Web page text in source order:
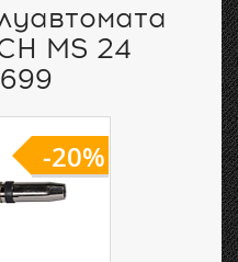
MS 24
-20%